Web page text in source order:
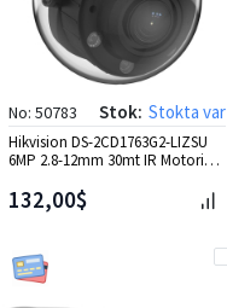
No: 50783 Stok: Stokta var
Hikvision DS-2CD1763G2-LIZSU
6MP 2.8-12mm 30mt IR Motorize
132,00$